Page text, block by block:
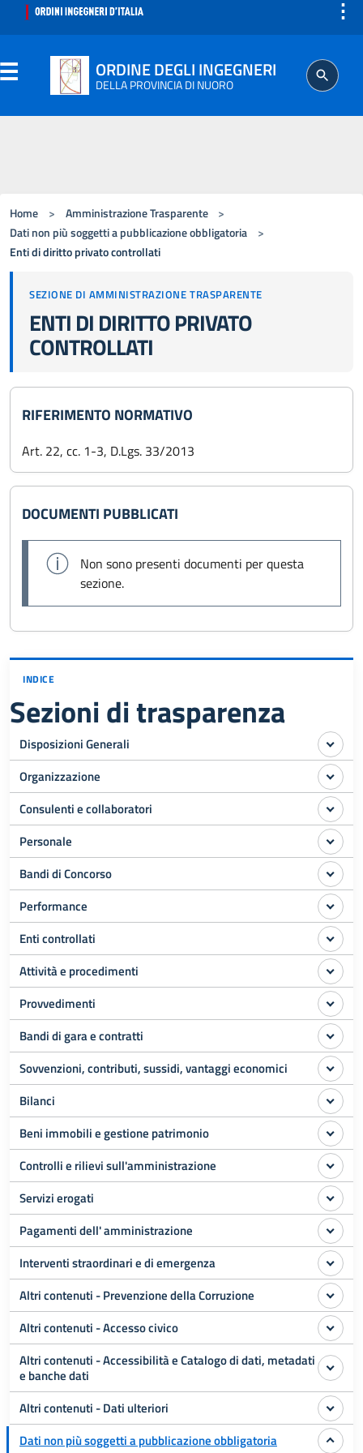
⋮
ORDINE DEGLI INGEGNERI
DELLA PROVINCIA DI NUORO
ISCRITTO
AGGIORNAMENTO PROFESSIONALE
Home > Amministrazione Trasparente
>
Dati non più soggetti a pubblicazione obbligatoria
>
Enti di diritto privato controllati
SEZIONE DI AMMINISTRAZIONE TRASPARENTE
ENTI DI DIRITTO PRIVATO
CONTROLLATI
RIFERIMENTO NORMATIVO
Art. 22, cc. 1-3, D.Lgs. 33/2013
DOCUMENTI PUBBLICATI
Non sono presenti documenti per questa
sezione.
INDICE
Sezioni di trasparenza
Disposizioni Generali
Organizzazione
Consulenti e collaboratori
Personale
Bandi di Concorso
Performance
Enti controllati
Attività e procedimenti
Provvedimenti
Bandi di gara e contratti
Sovvenzioni, contributi, sussidi, vantaggi economici
Bilanci
Beni immobili e gestione patrimonio
Controlli e rilievi sull'amministrazione
Servizi erogati
Pagamenti dell' amministrazione
Interventi straordinari e di emergenza
Altri contenuti - Prevenzione della Corruzione
Altri contenuti - Accesso civico
Altri contenuti - Accessibilità e Catalogo di dati, metadati
e banche dati
Altri contenuti - Dati ulteriori
Dati non più soggetti a pubblicazione obbligatoria